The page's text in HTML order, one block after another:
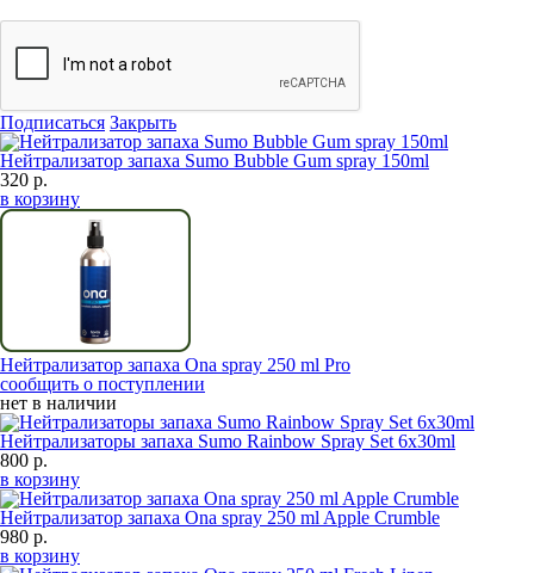
Подписаться Закрыть
Нейтрализатор запаха Sumo Bubble Gum spray 150ml
320 р.
в корзину
Нейтрализатор запаха Ona spray 250 ml Pro
сообщить о поступлении
нет в наличии
Нейтрализаторы запаха Sumo Rainbow Spray Set 6x30ml
800 р.
в корзину
Нейтрализатор запаха Ona spray 250 ml Apple Crumble
980 р.
в корзину